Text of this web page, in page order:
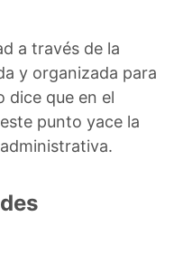
a través de la
y organizada para
dice que en el
punto yace la